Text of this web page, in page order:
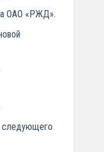
ОАО «РЖД».
следующего